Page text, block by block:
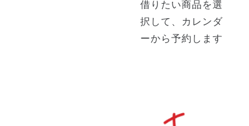
借りたい商品を選
択して、カレンダ
ーから予約します